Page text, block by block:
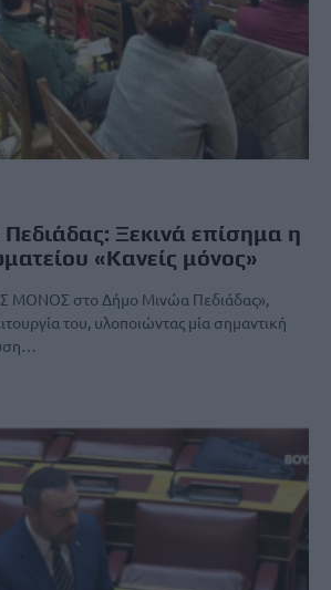
Ξεκινά επίσημα η
«Κανείς μόνος»
ΜΟΝΟΣ στο Δήμο Μινώα Πεδιάδας»,
του, υλοποιώντας μία σημαντική